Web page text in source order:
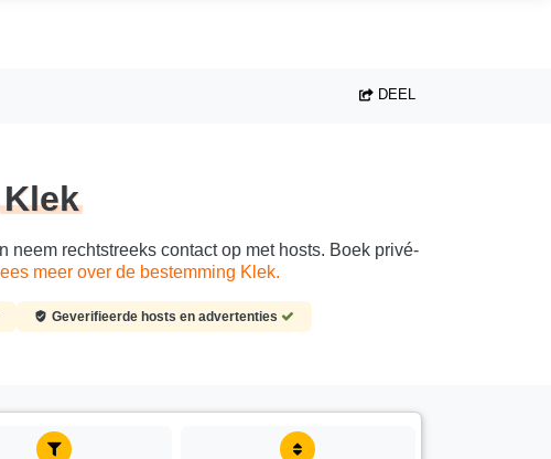
DEEL
Klek
rechtstreeks contact op met hosts. Boek privé-
meer over de bestemming Klek.
Geverifieerde hosts en advertenties